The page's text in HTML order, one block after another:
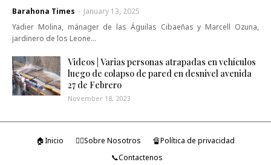
Barahona Times - January 13, 2025
Yadier Molina, mánager de las Águilas Cibaeñas y Marcell Ozuna,
jardinero de los Leone…
Videos | Varias personas atrapadas en vehículos
luego de colapso de pared en desnivel avenida
27 de Febrero
November 18, 2023
🏠Inicio 🤷‍♂️Sobre Nosotros
🔏Política de privacidad
📞Contactenos